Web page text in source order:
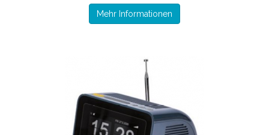
Mehr Informationen